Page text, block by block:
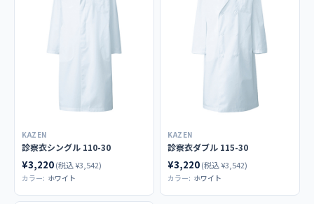
122-30 女性用 診察衣 シングル 半袖
ドクターコート／診察衣
KAZEN
診察衣シングル 110-30
¥3,220(税込 ¥3,542)
カラー: ホワイト
KAZEN
診察衣ダブル 115-30
¥3,220(税込 ¥3,542)
カラー: ホワイト